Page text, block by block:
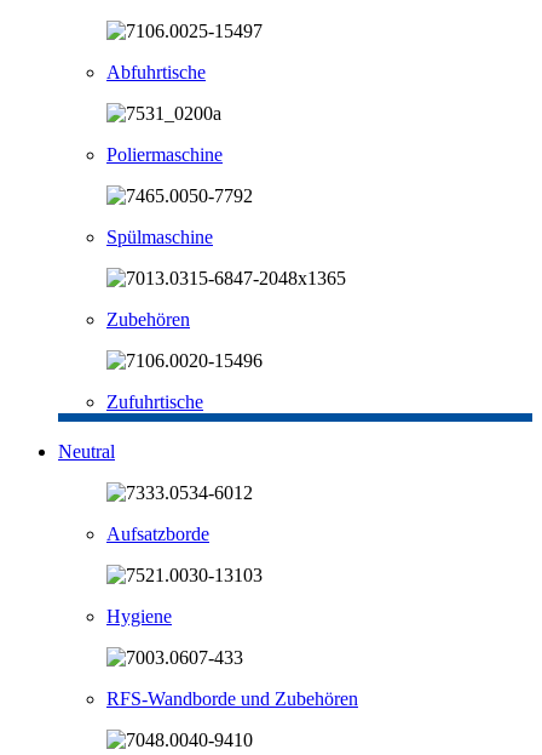
Abfuhrtische
Poliermaschine
Spülmaschine
Zubehören
Zufuhrtische
Neutral
Aufsatzborde
Hygiene
RFS-Wandborde und Zubehören